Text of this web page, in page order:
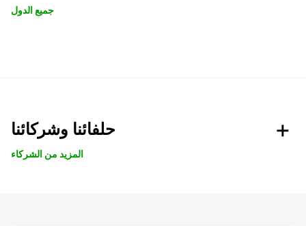
جميع الدول
حلفائنا وشركائنا
المزيد من الشركاء